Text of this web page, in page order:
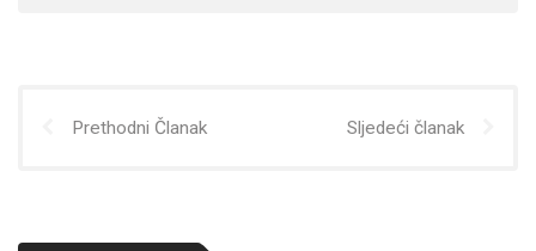
Prethodni Članak Sljedeći članak